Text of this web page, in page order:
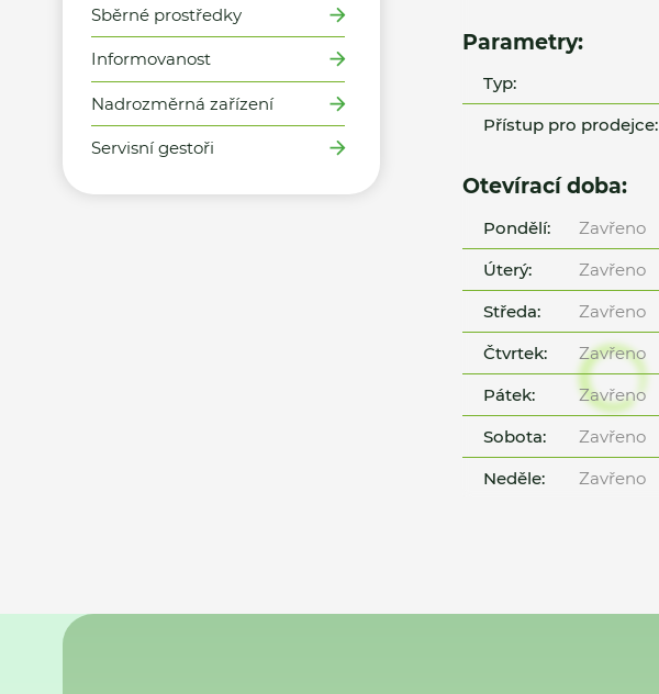
Sběrné prostředky
Informovanost
Nadrozměrná zařízení
Servisní gestoři
Parametry:
Typ:
Přístup pro prodejce:
Otevírací doba:
Pondělí:
Zavřeno
Úterý:
Zavřeno
Středa:
Zavřeno
Čtvrtek:
Zavřeno
Pátek:
Zavřeno
Sobota:
Zavřeno
Neděle:
Zavřeno